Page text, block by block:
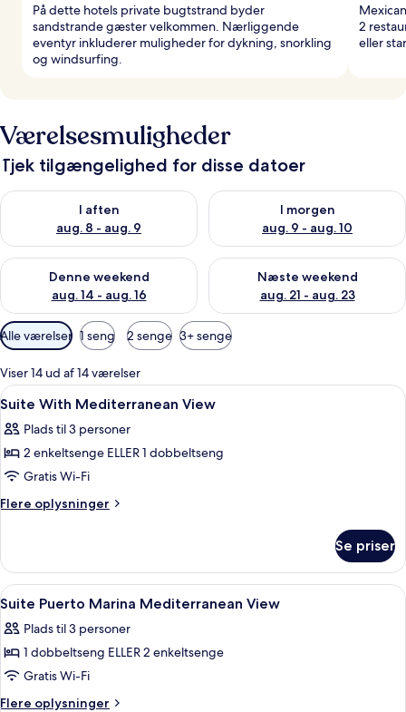
På dette hotels private bugtstrand byder
sandstrande gæster velkommen. Nærliggende
eventyr inkluderer muligheder for dykning, snorkling
og windsurfing.
2
eller
Værelsesmuligheder
Tjek tilgængelighed for disse datoer
I aften
aug. 8 - aug. 9
Tjek tilgængelighed for i aften aug. 8 - aug. 9
I morgen
aug. 9 - aug. 10
Tjek tilgængelighed for i
Denne weekend
aug. 14 - aug. 16
Tjek tilgængelighed for denne weekend aug. 14 - aug. 16
Næste weekend
aug. 21 - aug. 23
Tjek tilgængelighed for næste
Tilgængelige
filtre
for
værelser
Alle værelser 1 seng 2 senge 3+ senge
Viser 14 ud af 14 værelser
Indlæs
alle
billeder
af
Suite
With
Et hotelværelse med seng, fjernsyn,
2
Suite With Mediterranean View
Plads til 3 personer
2 enkeltsenge ELLER 1 dobbeltseng
Gratis Wi-Fi
Flere oplysninger
Flere
With
Mediterranean
View
Se priser
Indlæs
alle
billeder
af
Suite
Puerto
Et hotelværelse med seng, fjernsyn,
2
Suite Puerto Marina Mediterranean View
Plads til 3 personer
1 dobbeltseng ELLER 2 enkeltsenge
Gratis Wi-Fi
Flere oplysninger
Flere